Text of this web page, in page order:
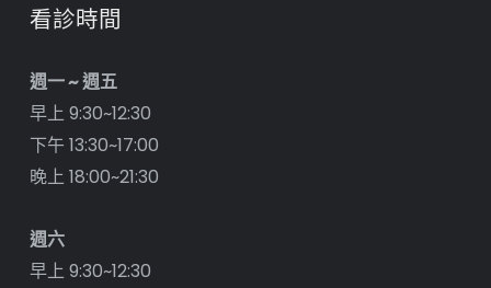
看診時間
週一 ~ 週五
早上 9:30~12:30
下午 13:30~17:00
晚上 18:00~21:30
週六
早上 9:30~12:30